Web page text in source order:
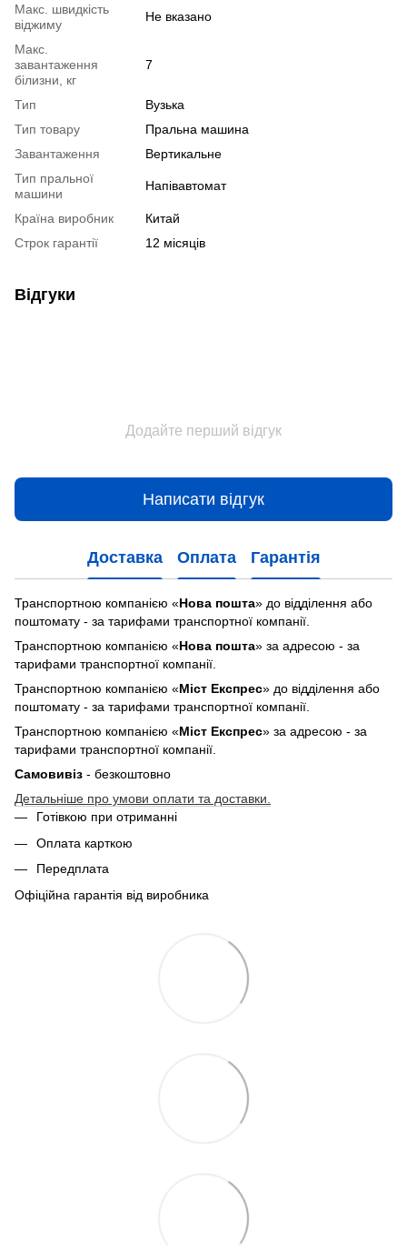
Макс. швидкість
віджиму
Не вказано
Макс.
завантаження
білизни, кг
7
Тип
Вузька
Тип товару
Пральна машина
Завантаження
Вертикальне
Тип пральної
машини
Напівавтомат
Країна виробник
Китай
Строк гарантії
12 місяців
Відгуки
Додайте перший відгук
Написати відгук
Доставка Оплата Гарантія
Транспортною компанією «Нова пошта» до відділення або
поштомату - за тарифами транспортної компанії.
Транспортною компанією «Нова пошта» за адресою - за
тарифами транспортної компанії.
Транспортною компанією «Міст Експрес» до відділення або
поштомату - за тарифами транспортної компанії.
Транспортною компанією «Міст Експрес» за адресою - за
тарифами транспортної компанії.
Самовивіз - безкоштовно
Детальніше про умови оплати та доставки.
Готівкою при отриманні
Оплата карткою
Передплата
Офіційна гарантія від виробника